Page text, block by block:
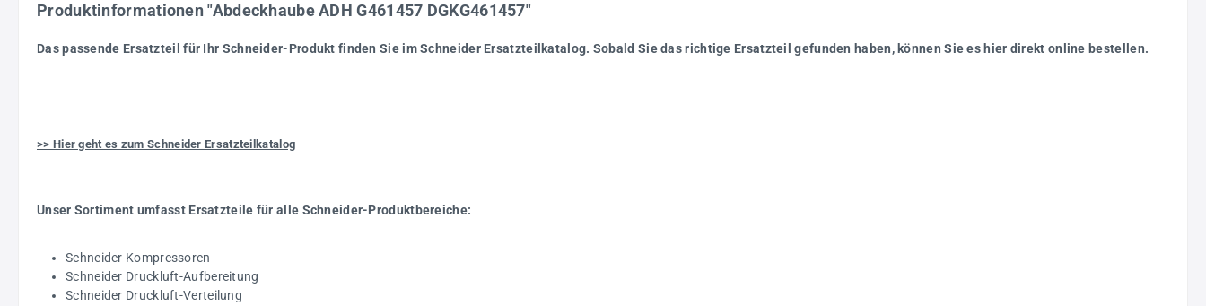
Produktinformationen "Abdeckhaube ADH G461457 DGKG461457"
Das passende Ersatzteil für Ihr Schneider-Produkt finden Sie im Schneider Ersatzteilkatalog. Sobald Sie das richtige Ersatzteil gefunden haben, können Sie es hier direkt online bestellen.
>> Hier geht es zum Schneider Ersatzteilkatalog
Unser Sortiment umfasst Ersatzteile für alle Schneider-Produktbereiche:
Schneider Kompressoren
Schneider Druckluft-Aufbereitung
Schneider Druckluft-Verteilung